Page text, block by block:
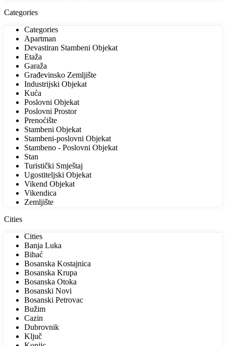
Categories
Categories
Apartman
Devastiran Stambeni Objekat
Etaža
Garaža
Građevinsko Zemljište
Industrijski Objekat
Kuća
Poslovni Objekat
Poslovni Prostor
Prenoćište
Stambeni Objekat
Stambeni-poslovni Objekat
Stambeno - Poslovni Objekat
Stan
Turistički Smještaj
Ugostiteljski Objekat
Vikend Objekat
Vikendica
Zemljište
Cities
Cities
Banja Luka
Bihać
Bosanska Kostajnica
Bosanska Krupa
Bosanska Otoka
Bosanski Novi
Bosanski Petrovac
Bužim
Cazin
Dubrovnik
Ključ